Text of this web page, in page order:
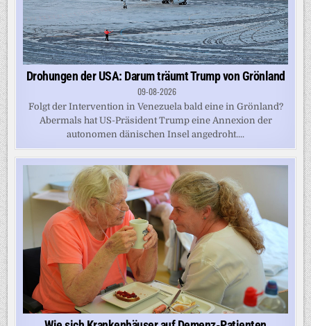
Drohungen der USA: Darum träumt Trump von Grönland
09-08-2026
Folgt der Intervention in Venezuela bald eine in Grönland?
Abermals hat US-Präsident Trump eine Annexion der
autonomen dänischen Insel angedroht....